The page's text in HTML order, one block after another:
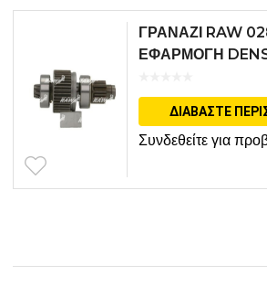
ΓΡΑΝΑΖΙ RAW
ΕΦΑΡΜΟΓΗ
ΔΙΑΒΆΣΤΕ
Συνδεθείτε για